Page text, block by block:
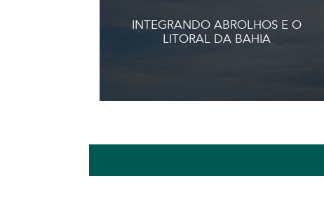
INTEGRANDO ABROLHOS E O
LITORAL DA BAHIA